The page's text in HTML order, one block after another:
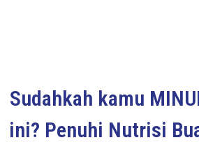
Sudahkah kamu
ini? Penuhi Nutrisi